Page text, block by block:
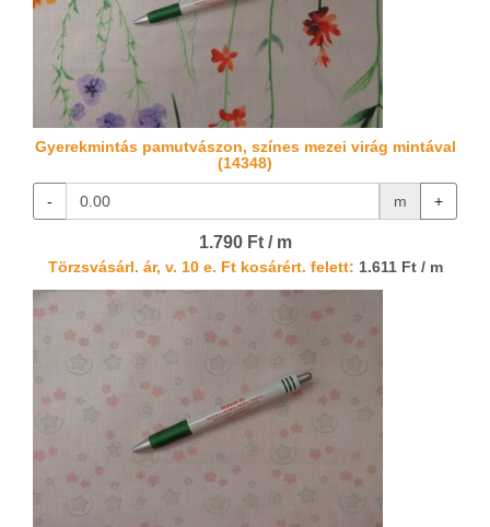
Gyerekmintás pamutvászon, színes mezei virág mintával
(14348)
- m +
1.790 Ft / m
Törzsvásárl. ár, v. 10 e. Ft kosárért. felett: 1.611 Ft / m